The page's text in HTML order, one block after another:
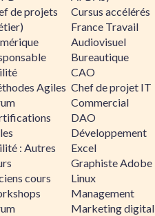
de projets
Agiles
: Autres
cours
Cursus accélérés
France Travail
Audiovisuel
Bureautique
CAO
Chef de projet IT
Commercial
DAO
Développement
Excel
Graphiste Adobe
Linux
Management
Marketing digital